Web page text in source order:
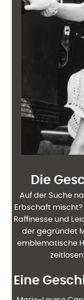
Die
Auf der Suche
Erbschaft
Raffinesse und
der gegründet
emblematische
Eine